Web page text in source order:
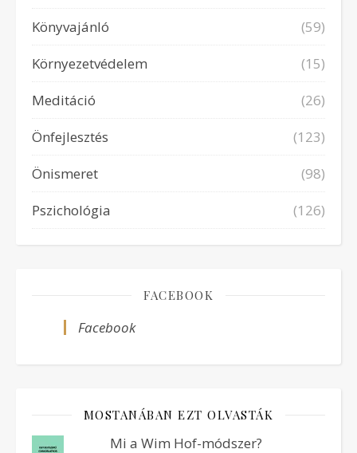
Könyvajánló
(59)
Környezetvédelem
(15)
Meditáció
(26)
Önfejlesztés
(123)
Önismeret
(98)
Pszichológia
(126)
FACEBOOK
Facebook
MOSTANÁBAN EZT OLVASTÁK
Mi a Wim Hof-módszer?